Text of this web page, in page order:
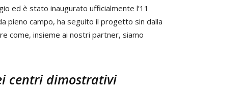
ed è stato inaugurato ufficialmente l’11
pieno campo, ha seguito il progetto sin dalla
come, insieme ai nostri partner, siamo
centri dimostrativi